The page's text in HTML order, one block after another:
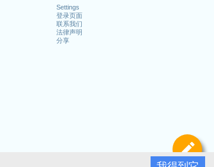
Settings
登录页面
联系我们
法律声明
分享
定